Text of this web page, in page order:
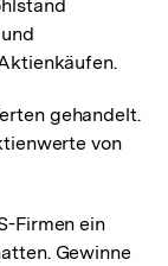
gehandelt.
von
Firmen ein
Gewinne